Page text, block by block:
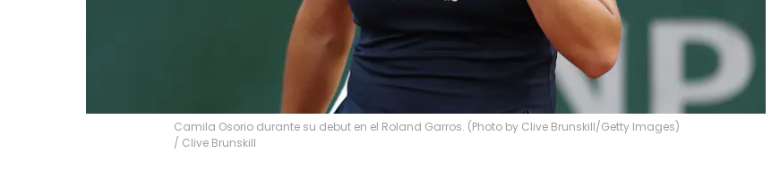
Camila Osorio durante su debut en el Roland Garros. (Photo by Clive Brunskill/Getty Images)
/ Clive Brunskill